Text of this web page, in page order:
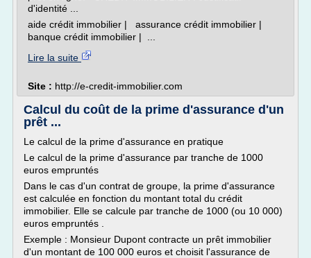
d'identité ...
aide crédit immobilier | assurance crédit immobilier |
banque crédit immobilier | ...
Lire la suite
Site : http://e-credit-immobilier.com
Calcul du coût de la prime d'assurance d'un
prêt ...
Le calcul de la prime d'assurance en pratique
Le calcul de la prime d'assurance par tranche de 1000
euros empruntés
Dans le cas d'un contrat de groupe, la prime d'assurance
est calculée en fonction du montant total du crédit
immobilier. Elle se calcule par tranche de 1000 (ou 10 000)
euros empruntés .
Exemple : Monsieur Dupont contracte un prêt immobilier
d'un montant de 100 000 euros et choisit l'assurance de